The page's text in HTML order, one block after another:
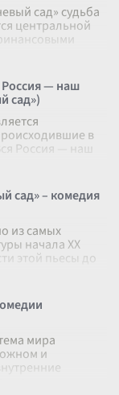
сад» судьба
центральной
— наш
сад»)
в
Россия — наш
сад» – комедия
из самых
начала XX
этой пьесы до
мира
и